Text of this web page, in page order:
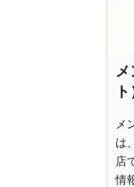
メ
は
店
情